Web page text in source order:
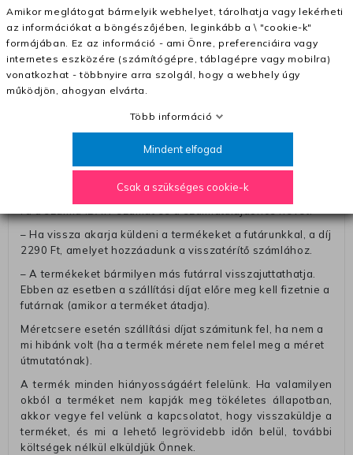
– A kapott termék cseréjéért 3780 Ft szállítási díjat
számolunk fel (oda -vissza út)
Pénzvisszatérítés:
A pénz visszatérítéséhez küldjük a futárt, hogy vegye át
Öntől a terméket/termékeket, vagy más futárral is
elküldheti. Olyan utávéttel küldött csomagot, melyne
értéke eltér 0 FT-tól, nem fogadunk el. A futárnak átadott
csomagba kérjük, hogy a visszaküldés könnyebb
azonosítása érdekében tegyen egy megjegyzést, amelyre
egyszerűsítése érdekében kérjük, hogy erre a jegyre írja
rá a számla IBAN-számát és a számlatulajdonos nevét.
– Ha vissza akarja küldeni a termékeket a futárunkkal, a díj
2290 Ft, amelyet hozzáadunk a visszatérítő számlához.
– A termékeket bármilyen más futárral visszajuttathatja.
Ebben az esetben a szállítási díjat előre meg kell fizetnie a
futárnak (amikor a terméket átadja).
Méretcsere esetén szállítási díjat számitunk fel, ha nem a
mi hibánk volt (ha a termék mérete nem felel meg a méret
útmutatónak).
A termék minden hiányosságáért felelünk. Ha valamilyen
okból a terméket nem kapják meg tökéletes állapotban,
akkor vegye fel velünk a kapcsolatot, hogy visszaküldje a
terméket, és mi a lehető legrövidebb időn belül, további
költségek nélkül elküldjük Önnek.
Amikor meglátogat bármelyik webhelyet, tárolhatja vagy lekérheti
az információkat a böngészőjében, leginkább a \ "cookie-k"
formájában. Ez az információ - ami Önre, preferenciáira vagy
internetes eszközére (számítógépre, táblagépre vagy mobilra)
vonatkozhat - többnyire arra szolgál, hogy a webhely úgy
működjön, ahogyan elvárta.
Több információ
Mindent elfogad
Csak a szükséges cookie-k